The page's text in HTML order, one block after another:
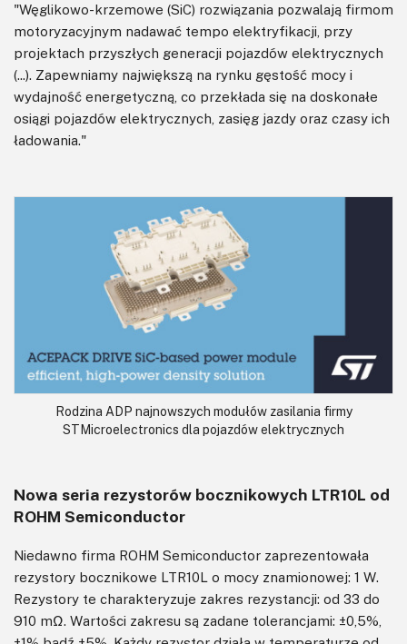
"Węglikowo-krzemowe (SiC) rozwiązania pozwalają firmom
motoryzacyjnym nadawać tempo elektryfikacji, przy
projektach przyszłych generacji pojazdów elektrycznych
(...). Zapewniamy największą na rynku gęstość mocy i
wydajność energetyczną, co przekłada się na doskonałe
osiągi pojazdów elektrycznych, zasięg jazdy oraz czasy ich
ładowania."
Rodzina ADP najnowszych modułów zasilania firmy
STMicroelectronics dla pojazdów elektrycznych
Nowa seria rezystorów bocznikowych LTR10L od
ROHM Semiconductor
Niedawno firma ROHM Semiconductor zaprezentowała
rezystory bocznikowe LTR10L o mocy znamionowej: 1 W.
Rezystory te charakteryzuje zakres rezystancji: od 33 do
910 mΩ. Wartości zakresu są zadane tolerancjami: ±0,5%,